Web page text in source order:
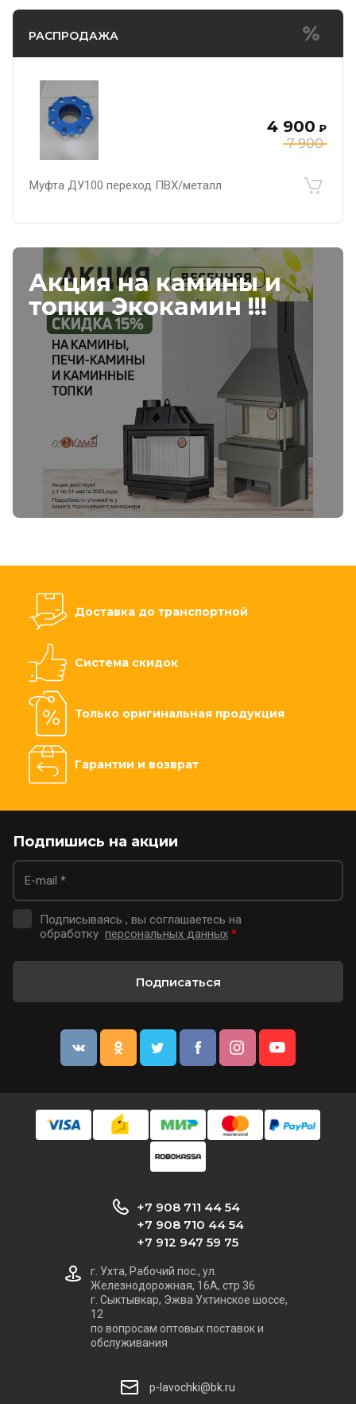
РАСПРОДАЖА
7 900
4 900 ₽
Муфта ДУ100 переход ПВХ/металл
Акция на камины и
топки Экокамин !!!
Доставка до транспортной
Система скидок
Только оригинальная продукция
Гарантии и возврат
Подпишись на акции
Подписываясь , вы соглашаетесь на
обработку персональных данных *
Подписаться
+7 908 711 44 54
+7 908 710 44 54
+7 912 947 59 75
г. Ухта, Рабочий пос., ул.
Железнодорожная, 16А, стр 36
г. Сыктывкар, Эжва Ухтинское шоссе,
12
по вопросам оптовых поставок и
обслуживания
p-lavochki@bk.ru